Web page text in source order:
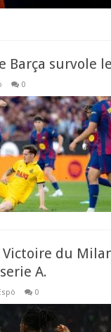
Barça survole
0
du
A.
0